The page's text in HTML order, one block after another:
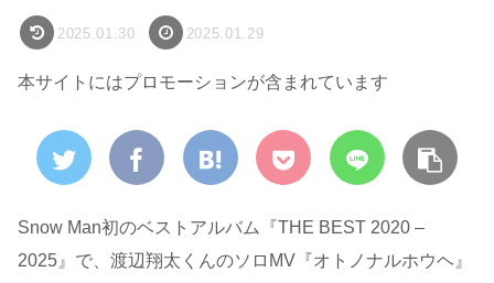
2025.01.30 2025.01.29
本サイトにはプロモーションが含まれています
Snow Man初のベストアルバム『THE BEST 2020 –
2025』で、渡辺翔太くんのソロMV『オトノナルホウヘ』